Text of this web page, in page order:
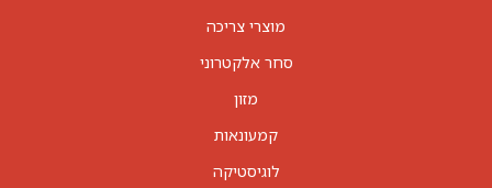
מוצרי צריכה
סחר אלקטרוני
מזון
קמעונאות
לוגיסטיקה